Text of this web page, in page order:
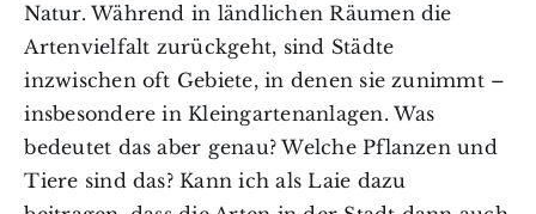
Natur. Während in ländlichen Räumen die
Artenvielfalt zurückgeht, sind Städte
inzwischen oft Gebiete, in denen sie zunimmt –
insbesondere in Kleingartenanlagen. Was
bedeutet das aber genau? Welche Pflanzen und
Tiere sind das? Kann ich als Laie dazu